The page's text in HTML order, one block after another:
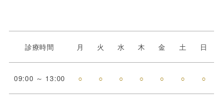
診療時間 月 火 水 木 金 土 日
09:00 ～ 13:00 ○ ○ ○ ○ ○ ○ ○